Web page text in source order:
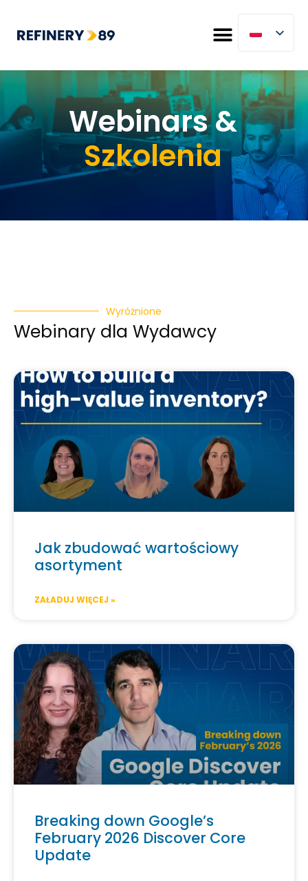
Webinars &
Szkolenia
Wyróżnione
Webinary dla Wydawcy
Jak zbudować wartościowy
asortyment
ZAŁADUJ WIĘCEJ »
Breaking down Google’s
February 2026 Discover Core
Update